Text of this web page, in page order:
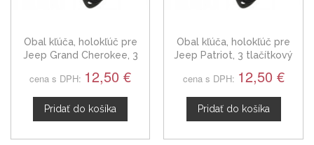
Obal kľúča, holokľúč pre
Jeep Grand Cherokee, 3
cena s DPH: 12,50 €
Pridať do košíka
Obal kľúča, holokľúč pre
Jeep Patriot, 3 tlačítkový
cena s DPH: 12,50 €
Pridať do košíka